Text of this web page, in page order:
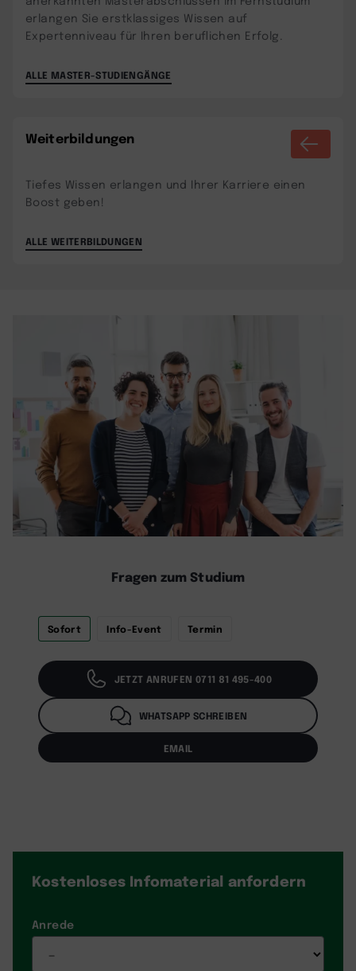
erlangen Sie erstklassiges Wissen auf
Expertenniveau für Ihren beruflichen Erfolg.
ALLE MASTER-STUDIENGÄNGE
Weiterbildungen
Tiefes Wissen erlangen und Ihrer Karriere einen
Boost geben!
ALLE WEITERBILDUNGEN
Fragen zum Studium
Sofort Info-Event Termin
JETZT ANRUFEN 0711 81 495-400
WHATSAPP SCHREIBEN
EMAIL
Kostenloses Infomaterial anfordern
Anrede